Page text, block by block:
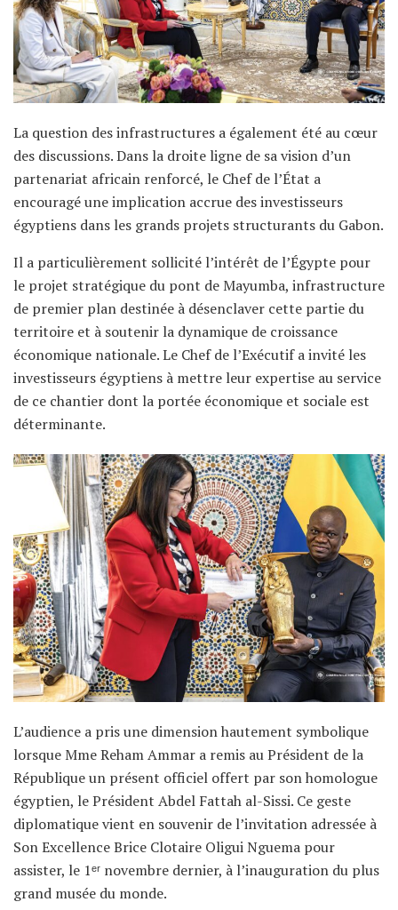
La question des infrastructures a également été au cœur
des discussions. Dans la droite ligne de sa vision d’un
partenariat africain renforcé, le Chef de l’État a
encouragé une implication accrue des investisseurs
égyptiens dans les grands projets structurants du Gabon.
Il a particulièrement sollicité l’intérêt de l’Égypte pour
le projet stratégique du pont de Mayumba, infrastructure
de premier plan destinée à désenclaver cette partie du
territoire et à soutenir la dynamique de croissance
économique nationale. Le Chef de l’Exécutif a invité les
investisseurs égyptiens à mettre leur expertise au service
de ce chantier dont la portée économique et sociale est
déterminante.
L’audience a pris une dimension hautement symbolique
lorsque Mme Reham Ammar a remis au Président de la
République un présent officiel offert par son homologue
égyptien, le Président Abdel Fattah al-Sissi. Ce geste
diplomatique vient en souvenir de l’invitation adressée à
Son Excellence Brice Clotaire Oligui Nguema pour
assister, le 1ᵉʳ novembre dernier, à l’inauguration du plus
grand musée du monde.